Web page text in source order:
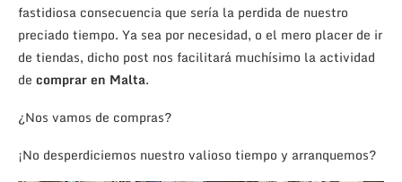
fastidiosa consecuencia que sería la perdida de nuestro
preciado tiempo. Ya sea por necesidad, o el mero placer de ir
de tiendas, dicho post nos facilitará muchísimo la actividad
de comprar en Malta.
¿Nos vamos de compras?
¡No desperdiciemos nuestro valioso tiempo y arranquemos?